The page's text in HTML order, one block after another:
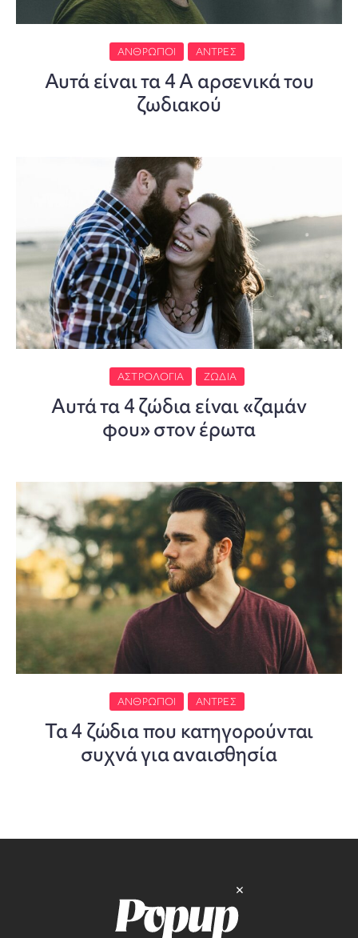
ΆΝΘΡΩΠΟΙ ΆΝΤΡΕΣ
Αυτά είναι τα 4 Α αρσενικά του
ζωδιακού
ΑΣΤΡΟΛΟΓΊΑ ΖΏΔΙΑ
Αυτά τα 4 ζώδια είναι «ζαμάν
φου» στον έρωτα
ΆΝΘΡΩΠΟΙ ΆΝΤΡΕΣ
Τα 4 ζώδια που κατηγορούνται
συχνά για αναισθησία